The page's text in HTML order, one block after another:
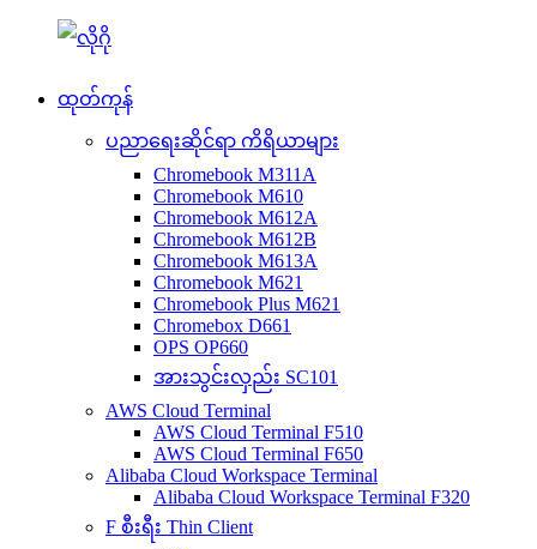
ထုတ်ကုန်
ပညာရေးဆိုင်ရာ ကိရိယာများ
Chromebook M311A
Chromebook M610
Chromebook M612A
Chromebook M612B
Chromebook M613A
Chromebook M621
Chromebook Plus M621
Chromebox D661
OPS OP660
အားသွင်းလှည်း SC101
AWS Cloud Terminal
AWS Cloud Terminal F510
AWS Cloud Terminal F650
Alibaba Cloud Workspace Terminal
Alibaba Cloud Workspace Terminal F320
F စီးရီး Thin Client